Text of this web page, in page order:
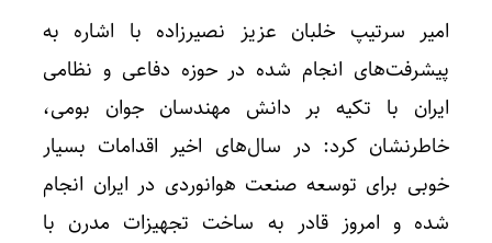
امیر سرتیپ خلبان عزیز نصیرزاده با اشاره به
پیشرفت‌های انجام شده در حوزه دفاعی و نظامی
ایران با تکیه بر دانش مهندسان جوان بومی،
خاطرنشان کرد: در سال‌های اخیر اقدامات بسیار
خوبی برای توسعه صنعت هوانوردی در ایران انجام
شده و امروز قادر به ساخت تجهیزات مدرن با